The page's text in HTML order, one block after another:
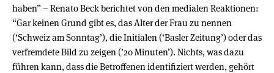
haben” – Renato Beck berichtet von den medialen Reaktionen:
“Gar keinen Grund gibt es, das Alter der Frau zu nennen
(‘Schweiz am Sonntag’), die Initialen (‘Basler Zeitung’) oder das
verfremdete Bild zu zeigen (’20 Minuten’). Nichts, was dazu
führen kann, dass die Betroffenen identifiziert werden, gehört